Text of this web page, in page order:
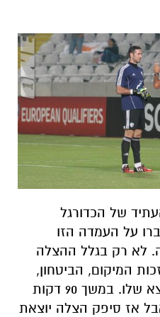
של הכדורגל
על העמדה הזו
לא רק בגלל ההצלה
המיקום, הביטחון,
שלו.
במשך 90 דקות
אז סיפק הצלה יוצאת